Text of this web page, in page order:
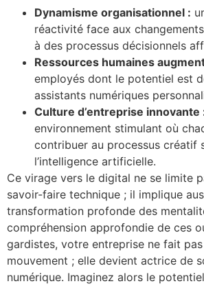
Dynamisme organisationnel :
réactivité face aux
à des processus décisionnels
Ressources humaines
employés dont le potentiel est
assistants numériques
Culture d’entreprise innovante
environnement stimulant où
contribuer au processus créatif
l’intelligence artificielle.
Ce virage vers le digital ne se limite
savoir-faire technique ; il implique
transformation profonde des
compréhension approfondie de ces
gardistes, votre entreprise ne fait
mouvement ; elle devient actrice de
numérique. Imaginez alors le